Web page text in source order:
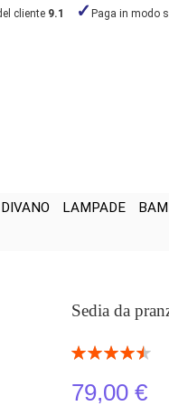
cliente 9.1 Paga in modo
LAMPADE
Sedia da
Valutazione:
79,00 €